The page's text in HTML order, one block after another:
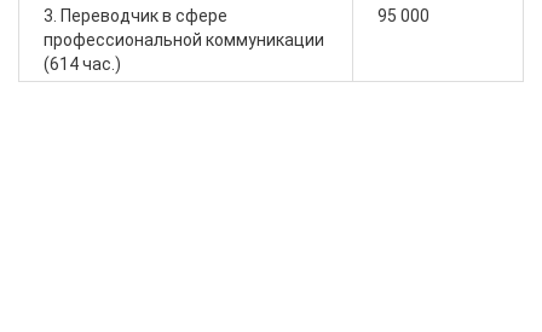
3. Переводчик в сфере
профессиональной коммуникации
(614 час.)
95 000